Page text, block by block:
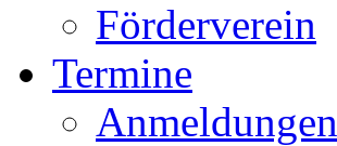
Förderverein
Termine
Anmeldungen